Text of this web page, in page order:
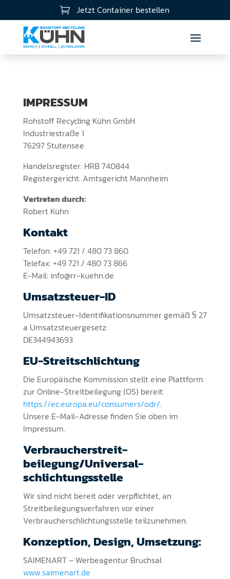
 Jetzt Container bestellen
IMPRESSUM
Rohstoff Recycling Kühn GmbH
Industriestraße 1
76297 Stutensee
Handelsregister: HRB 740844
Registergericht: Amtsgericht Mannheim
Vertreten durch:
Robert Kühn
Kontakt
Telefon: +49 721 / 480 73 860
Telefax: +49 721 / 480 73 866
E-Mail: info@rr-kuehn.de
Umsatzsteuer-ID
Umsatzsteuer-Identifikationsnummer gemäß § 27
a Umsatzsteuergesetz:
DE344943693
EU-Streitschlichtung
Die Europäische Kommission stellt eine Plattform
zur Online-Streitbeilegung (OS) bereit:
https://ec.europa.eu/consumers/odr/.
Unsere E-Mail-Adresse finden Sie oben im
Impressum.
Verbraucher­streit­
beilegung/Universal­
schlichtungs­stelle
Wir sind nicht bereit oder verpflichtet, an
Streitbeilegungsverfahren vor einer
Verbraucherschlichtungsstelle teilzunehmen.
Konzeption, Design, Umsetzung:
SAIMENART – Werbeagentur Bruchsal
www.saimenart.de